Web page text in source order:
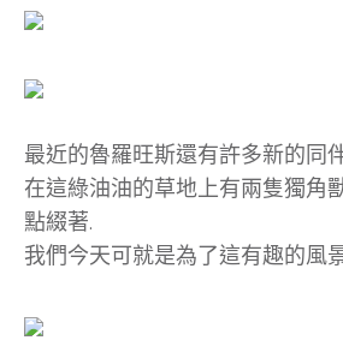
最近的魯羅旺斯還有許多新的同
在這綠油油的草地上有兩隻獨角
點綴著.
我們今天可就是為了這有趣的風